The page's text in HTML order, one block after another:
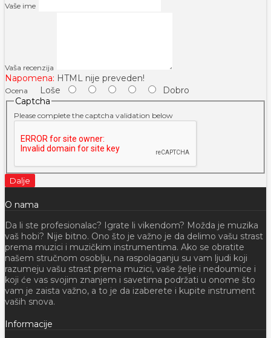
Vaše ime
Vaša recenzija
Napomena: HTML nije preveden!
Ocena Loše
Dobro
Captcha
Please complete the captcha validation below
Dalje
O nama
Da li ste profesionalac? Igrate li vikendom? Možda je muzika
vaš hobi? Nije bitno. Ono što je važno je da delimo vašu strast
prema muzici i muzičkim instrumentima. Ako se obratite
našem stručnom osoblju, na raspolaganju su vam ljudi koji
razumeju vašu strast prema muzici, vaše želje i nedoumice i
koji će vas svojim znanjem i savetima podržati u onome što
vam je zaista važno, a to je da izaberete i kupite instrument
vaših snova.
Informacije